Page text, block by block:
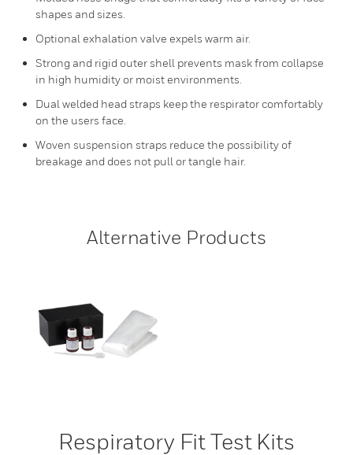
shapes and sizes.
Optional exhalation valve expels warm air.
Strong and rigid outer shell prevents mask from collapse
in high humidity or moist environments.
Dual welded head straps keep the respirator comfortably
on the users face.
Woven suspension straps reduce the possibility of
breakage and does not pull or tangle hair.
Alternative Products
Respiratory Fit Test Kits